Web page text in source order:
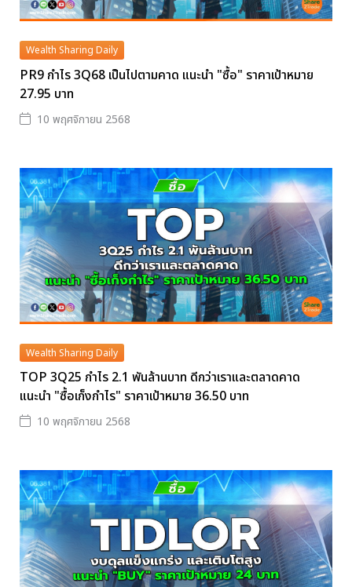
Wealth Sharing Daily
PR9 กำไร 3Q68 เป็นไปตามคาด แนะนำ "ซื้อ" ราคาเป้าหมาย
27.95 บาท
10 พฤศจิกายน 2568
Wealth Sharing Daily
TOP 3Q25 กำไร 2.1 พันล้านบาท ดีกว่าเราและตลาดคาด
แนะนำ "ซื้อเก็งกำไร" ราคาเป้าหมาย 36.50 บาท
10 พฤศจิกายน 2568